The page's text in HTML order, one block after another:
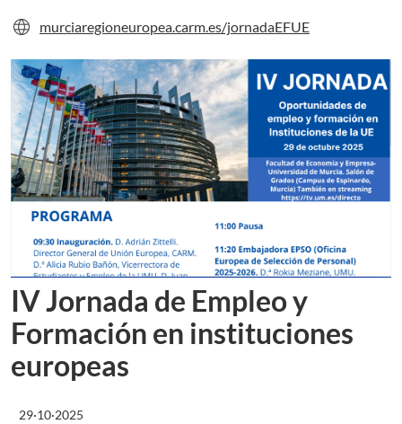
Se abre en un nuevo portal web
language murciaregioneuropea.carm.es/jornadaEFUE
IV Jornada de Empleo y
Formación en instituciones
europeas
29·10·2025